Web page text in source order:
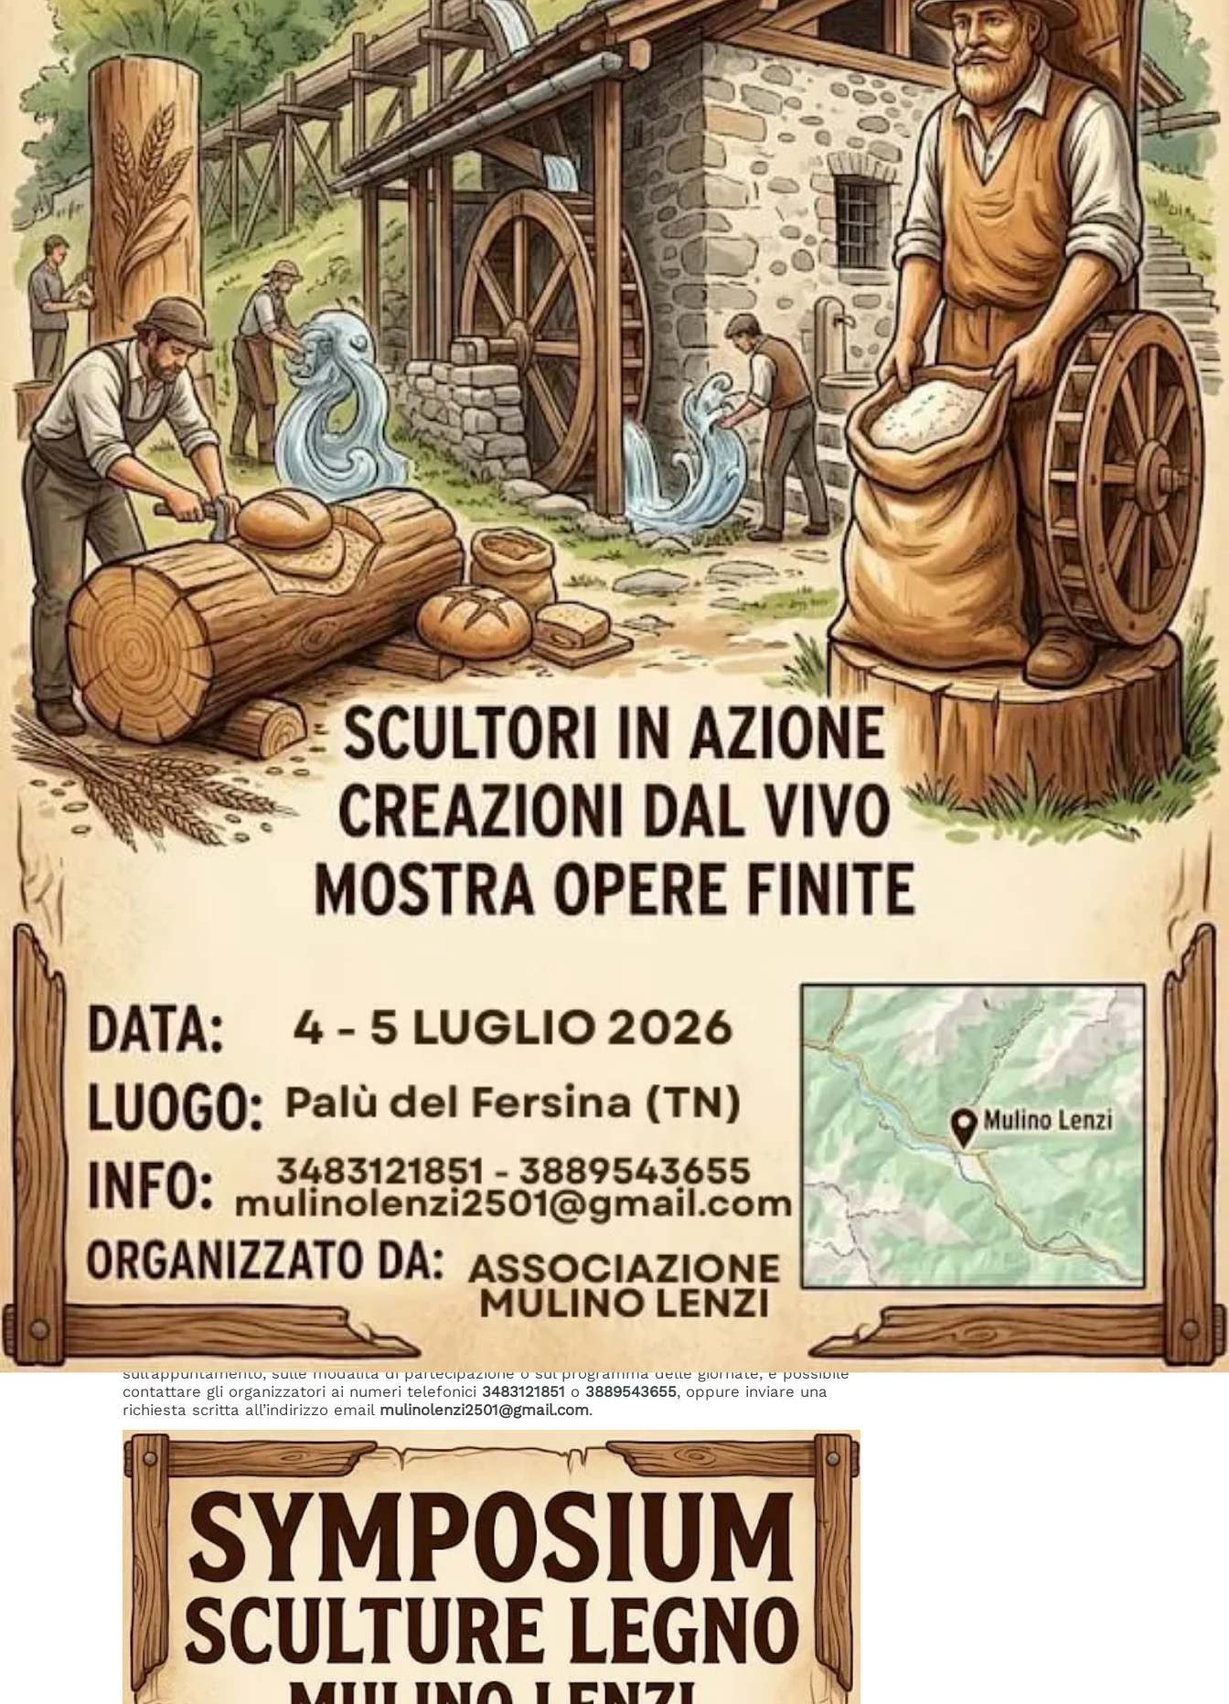
Un tuffo nell’arte e nella tradizione
IlSymposium Sculture Legnovi aspetta al suggestivoMulino Lenziper un fine settimana
dedicato alla creatività e alla storia locale. Il tema di questa edizione, “Arte e tradizione del
, celebrerà il legame profondo tra il territorio, la lavorazione del legno e l’antico mestiere
della macinatura, offrendo un’occasione unica per riscoprire le nostre radici attraverso
l’espressione artistica.
Scultori all’opera dal vivo
Nelle giornate del4 e 5 luglio 2026, la splendida cornice diPalù del Fersina (TN) si trasformerà
in un laboratorio a cielo aperto. I visitatori avranno lo straordinario privilegio di vedere gli
scultori in azione in tempo reale, ammirando la maestria e la tecnica necessarie per
trasformare semplici tronchi in splendide creazioni dal vivo. Sarà inoltre allestita una mostra
per contemplare le opere finite in tutto il loro splendore.
Info e contatti
L’evento è interamente organizzato dall’
. Per ricevere maggiori dettagli
sull’appuntamento, sulle modalità di partecipazione o sul programma delle giornate, è possibile
contattare gli organizzatori ai numeri telefonici3483121851 o3889543655, oppure inviare una
richiesta scritta all’indirizzo email mulinolenzi2501@gmail.com.